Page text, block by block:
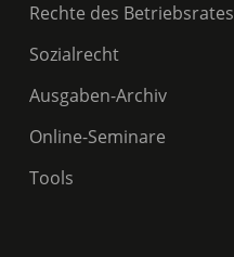
Rechte des Betriebsrates
Sozialrecht
Ausgaben-Archiv
Online-Seminare
Tools